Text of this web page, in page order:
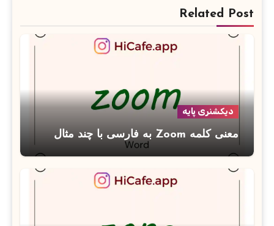
Related Post
دیکشنری پایه
معنی کلمه Zoom به فارسی با چند مثال